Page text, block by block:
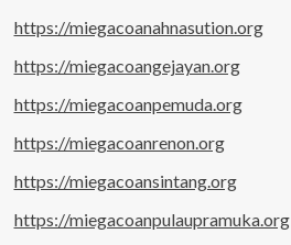
https://miegacoanahnasution.org
https://miegacoangejayan.org
https://miegacoanpemuda.org
https://miegacoanrenon.org
https://miegacoansintang.org
https://miegacoanpulaupramuka.org